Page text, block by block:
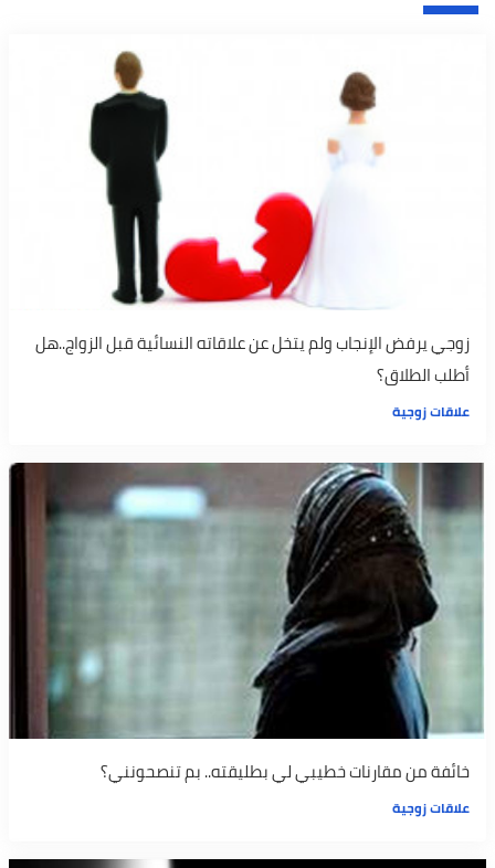
زوجي يرفض الإنجاب ولم يتخل عن علاقاته النسائية قبل الزواج..هل
أطلب الطلاق؟
علاقات زوجية
خائفة من مقارنات خطيبي لي بطليقته.. بم تنصحونني؟
علاقات زوجية